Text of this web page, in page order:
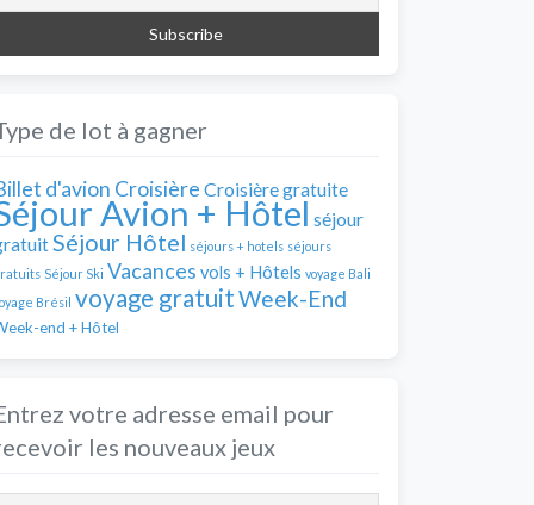
de lot à gagner
d'avion Croisière Croisière gratuite
Avion + Hôtel séjour
Séjour Hôtel séjours + hotels séjours
Séjour Ski Vacances vols + Hôtels voyage Bali
Brésil voyage gratuitWeek-End
end + Hôtel
votre adresse email pour
les nouveaux jeux